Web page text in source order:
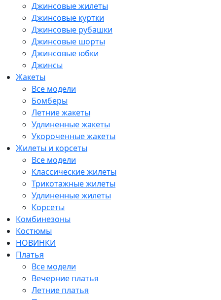
Джинсовые жилеты
Джинсовые куртки
Джинсовые рубашки
Джинсовые шорты
Джинсовые юбки
Джинсы
Жакеты
Все модели
Бомберы
Летние жакеты
Удлиненные жакеты
Укороченные жакеты
Жилеты и корсеты
Все модели
Классические жилеты
Трикотажные жилеты
Удлиненные жилеты
Корсеты
Комбинезоны
Костюмы
НОВИНКИ
Платья
Все модели
Вечерние платья
Летние платья